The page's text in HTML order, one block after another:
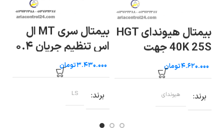
بیمتال هیوندای HGT
40K 25S جهت
کنتاکتور ۳۲ و ۴۰ آمپرتومان
برند هیوندای
بیمتال سری MT ال
اس تنظیم جریان ۰.۴
تا ۰.۶۳
تومان
برند LS